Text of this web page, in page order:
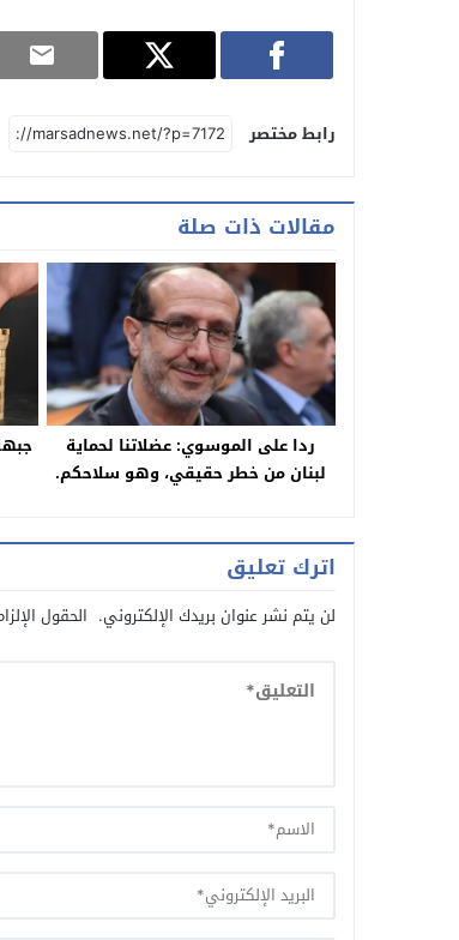
رابط مختصر
مقالات ذات صلة
ردا على الموسوي: عضلاتنا لحماية
لبنان من خطر حقيقي، وهو سلاحكم.
اترك تعليق
لن يتم نشر عنوان بريدك الإلكتروني. الحقول